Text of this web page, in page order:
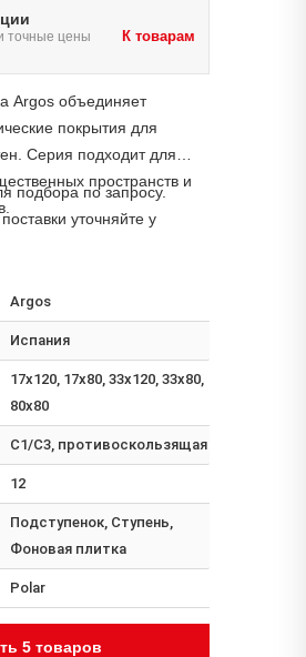
точные цены
К товарам
Argos объединяет
покрытия для
Серия подходит для
пространств и
подбора по запросу.
уточняйте у
Argos
Испания
17x120, 17x80, 33x120, 33x80,
80x80
C1/C3, противоскользящая
12
Подступенок, Ступень,
Фоновая плитка
Polar
5 товаров